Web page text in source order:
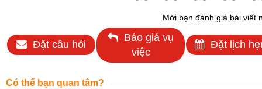
Mời bạn đánh giá bài viết
Đặt câu hỏi
Báo giá vụ
việc
Đặt lịch
Có thể bạn quan tâm?